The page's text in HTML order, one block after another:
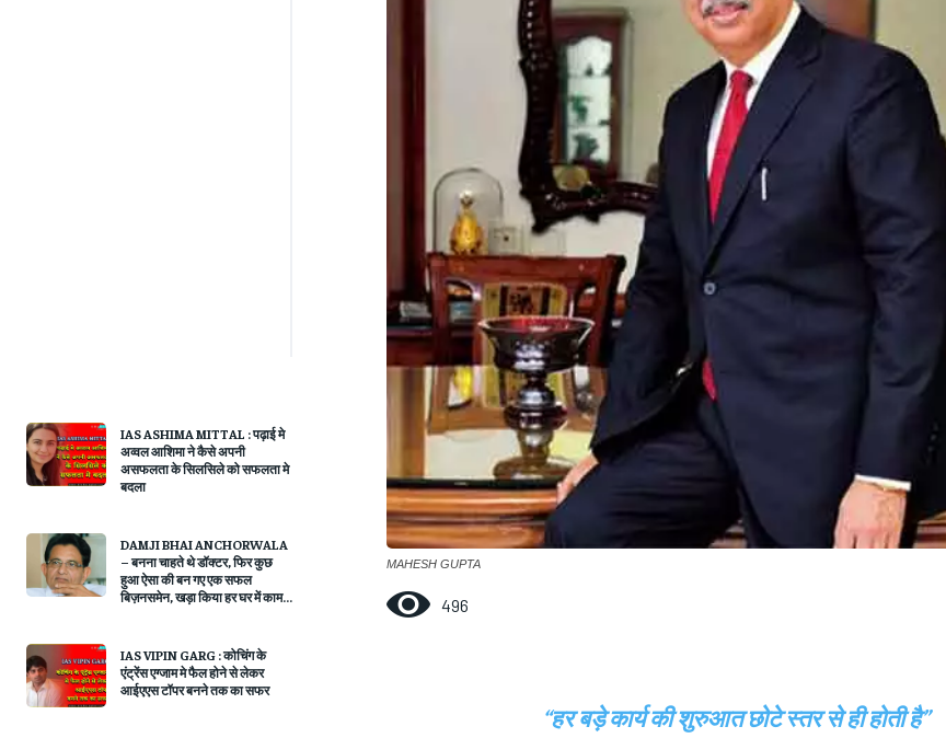
IAS ASHIMA MITTAL : पढ़ाई मे
अव्वल आशिमा ने कैसे अपनी
असफलता के सिलसिले को सफलता मे
बदला
DAMJI BHAI ANCHORWALA
– बनना चाहते थे डॉक्टर, फिर कुछ
हुआ ऐसा की बन गए एक सफल
बिज़नसमेन, खड़ा किया हर घर में काम...
IAS VIPIN GARG : कोचिंग के
एंट्रेंस एग्जाम मे फैल होने से लेकर
आईएएस टॉपर बनने तक का सफर
MAHESH GUPTA
496
“हर बड़े कार्य की शुरुआत छोटे स्तर से ही होती है”